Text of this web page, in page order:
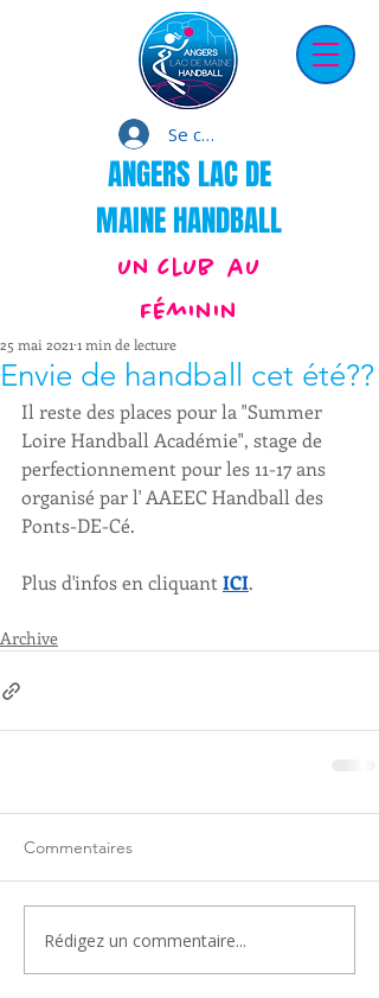
Se connecter
ANGERS LAC DE
MAINE HANDBALL
un club au
Féminin
Envie de handball cet été??
25 mai 2021 1 min de lecture
Il reste des places pour la "Summer
Loire Handball Académie", stage de
perfectionnement pour les 11-17 ans
organisé par l' AAEEC Handball des
Ponts-DE-Cé.
Plus d'infos en cliquant ICI.
Archive
Commentaires
Rédigez un commentaire...